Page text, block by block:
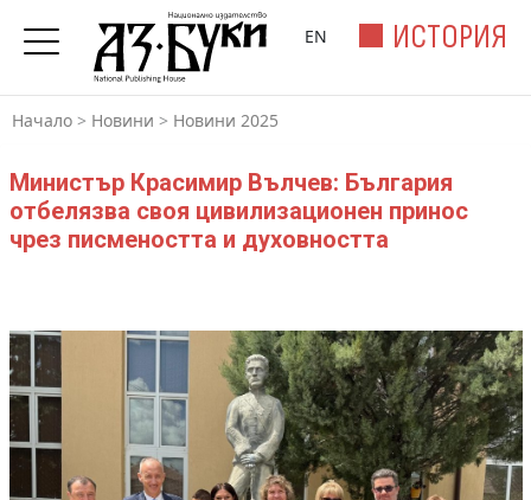
ИСТОРИЯ
EN
Начало > Новини > Новини 2025
Министър Красимир Вълчев: България
отбелязва своя цивилизационен принос
чрез писмеността и духовността